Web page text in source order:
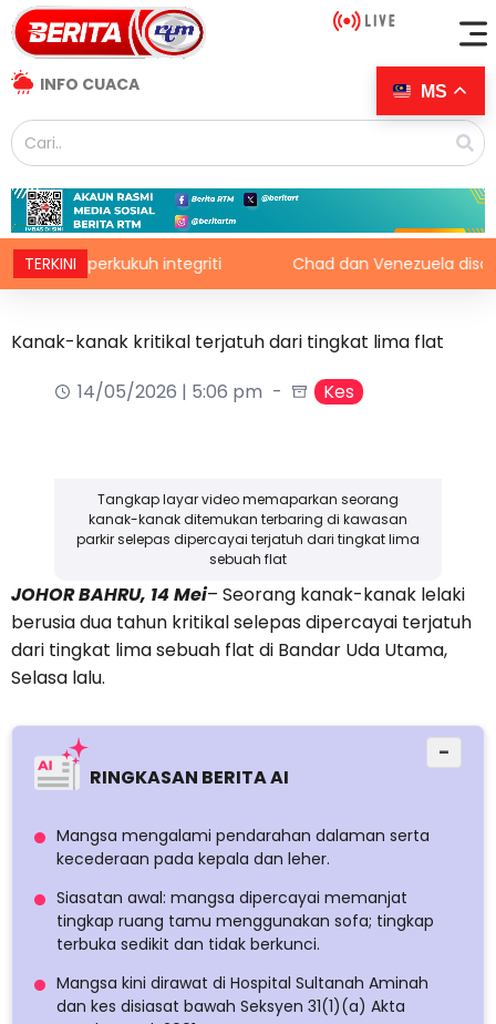
INFO CUACA
TERKINI
perkukuh integriti Chad dan Venezuela disaran
Kanak-kanak kritikal terjatuh dari tingkat lima flat
14/05/2026 | 5:06 pm
Kes
Tangkap layar video memaparkan seorang
kanak-kanak ditemukan terbaring di kawasan
parkir selepas dipercayai terjatuh dari tingkat lima
sebuah flat
JOHOR BAHRU, 14 Mei– Seorang kanak-kanak lelaki
berusia dua tahun kritikal selepas dipercayai terjatuh
dari tingkat lima sebuah flat di Bandar Uda Utama,
Selasa lalu.
RINGKASAN BERITA AI
−
Mangsa mengalami pendarahan dalaman serta
kecederaan pada kepala dan leher.
Siasatan awal: mangsa dipercayai memanjat
tingkap ruang tamu menggunakan sofa; tingkap
terbuka sedikit dan tidak berkunci.
Mangsa kini dirawat di Hospital Sultanah Aminah
dan kes disiasat bawah Seksyen 31(1)(a) Akta
MS